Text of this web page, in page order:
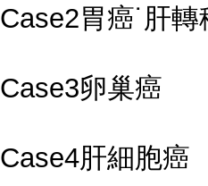
Case2胃癌˙肝轉
Case3卵巢癌
Case4肝細胞癌